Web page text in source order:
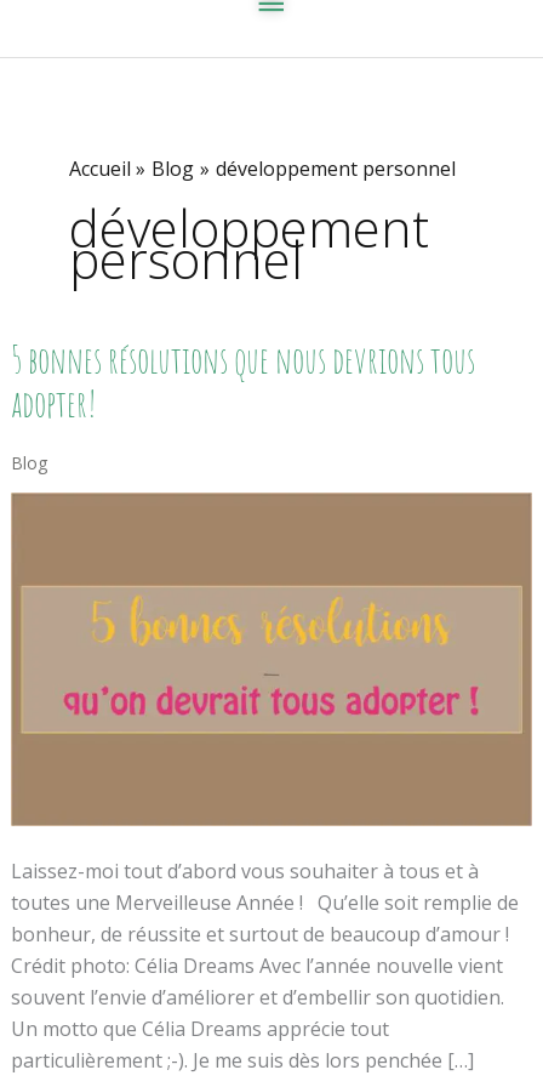
Accueil Blog développement personnel
développement
personnel
5 bonnes résolutions que nous devrions tous
adopter!
Blog
Laissez-moi tout d’abord vous souhaiter à tous et à
toutes une Merveilleuse Année ! Qu’elle soit remplie de
bonheur, de réussite et surtout de beaucoup d’amour !
Crédit photo: Célia Dreams Avec l’année nouvelle vient
souvent l’envie d’améliorer et d’embellir son quotidien.
Un motto que Célia Dreams apprécie tout
particulièrement ;-). Je me suis dès lors penchée […]
5
Bonnes
Résolutions
Que
Devrions
Tous
Adopter!